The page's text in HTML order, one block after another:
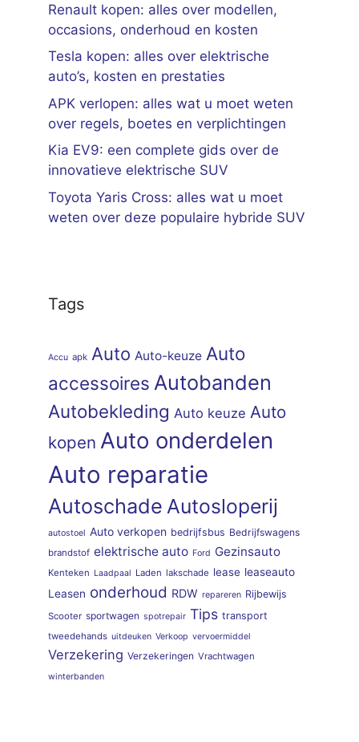
Renault kopen: alles over modellen,
occasions, onderhoud en kosten
Tesla kopen: alles over elektrische
auto’s, kosten en prestaties
APK verlopen: alles wat u moet weten
over regels, boetes en verplichtingen
Kia EV9: een complete gids over de
innovatieve elektrische SUV
Toyota Yaris Cross: alles wat u moet
weten over deze populaire hybride SUV
Tags
Accu apk Auto Auto-keuze Auto
accessoires Autobanden
Autobekleding Auto keuze Auto
kopen Auto onderdelen
Auto reparatie
Autoschade Autosloperij
autostoel Auto verkopen bedrijfsbus Bedrijfswagens
brandstof elektrische auto Ford Gezinsauto
Kenteken Laadpaal Laden lakschade lease leaseauto
Leasen onderhoud RDW repareren Rijbewijs
Scooter sportwagen spotrepair Tips transport
tweedehands uitdeuken Verkoop vervoermiddel
Verzekering Verzekeringen Vrachtwagen
winterbanden